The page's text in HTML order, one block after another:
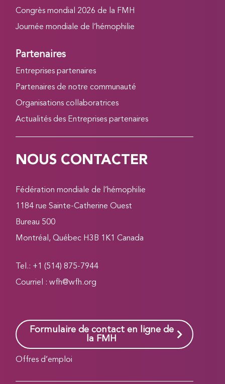
Congrès mondial 2026 de la FMH
Journée mondiale de l’hémophilie
Partenaires
Entreprises partenaires
Partenaires de notre communauté
Organisations collaboratrices
Actualités des Entreprises partenaires
NOUS CONTACTER
Fédération mondiale de l’hémophilie
1184 rue Sainte-Catherine Ouest
Bureau 500
Montréal, Québec H3B 1K1 Canada
Tel.: +1 (514) 875-7944
Courriel :wfh@wfh.org
Formulaire de contact en ligne de
la FMH
Offres d’emploi